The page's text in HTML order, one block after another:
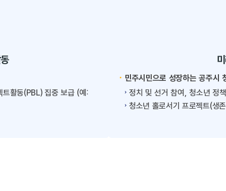
활동(PBL) 집중 보급 (예:
민주시민으로 성장하는 공주시
정치 및 선거 참여, 청소년 정
청소년 홀로서기 프로젝트(생